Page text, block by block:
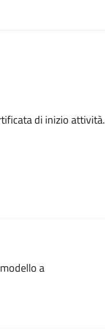
di inizio attività.
a